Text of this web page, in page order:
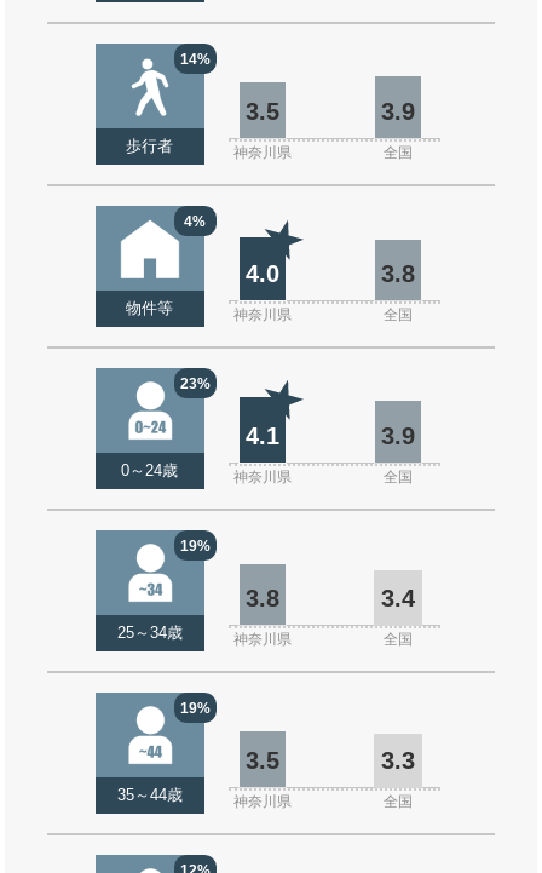
14%
歩行者
3.5 3.9
神奈川県 全国
4%
物件等
4.0 3.8
神奈川県 全国
23%
0～24歳
4.1 3.9
神奈川県 全国
19%
25～34歳
3.8 3.4
神奈川県 全国
19%
35～44歳
3.5 3.3
神奈川県 全国